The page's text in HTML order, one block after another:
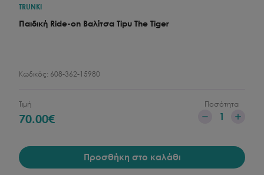
TRUNKI
Παιδική Ride-on Βαλίτσα Tipu The Tiger
Κωδικός: 608-362-15980
Τιμή
70.00€
Ποσότητα
1
Προσθήκη στο καλάθι